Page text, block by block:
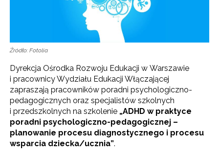
Źródło: Fotolia
Dyrekcja Ośrodka Rozwoju Edukacji w Warszawie
i pracownicy Wydziału Edukacji Włączającej
zapraszają pracowników poradni psychologiczno-
pedagogicznych oraz specjalistów szkolnych
i przedszkolnych na szkolenie „ADHD w praktyce
poradni psychologiczno-pedagogicznej –
planowanie procesu diagnostycznego i procesu
wsparcia dziecka/ucznia”.